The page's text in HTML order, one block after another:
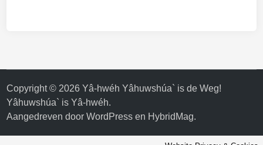
Copyright © 2026Yâ-hwéh Yâhuwshúa` is de Weg!
Yâhuwshúa` is Yâ-hwéh.
Aangedreven doorWordPress en HybridMag.